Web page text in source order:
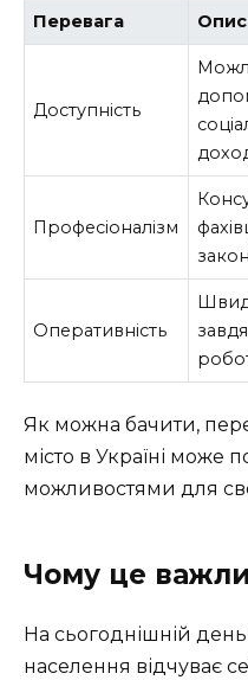
Перевага Опис
Доступність
Професіоналізм
Оперативність
Як можна бачити,
місто в Україні може
можливостями для
Чому це
На сьогоднішній
населення відчуває